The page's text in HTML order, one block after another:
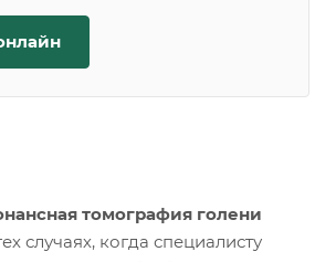
томография голени
случаях, когда специалисту